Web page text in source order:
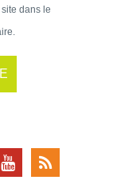
dans le